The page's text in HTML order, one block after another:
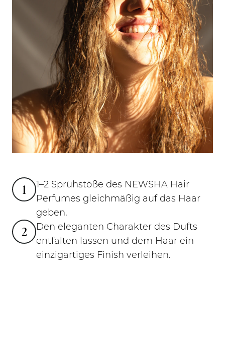
1
1–2 Sprühstöße des NEWSHA Hair
Perfumes gleichmäßig auf das Haar
geben.
2
Den eleganten Charakter des Dufts
entfalten lassen und dem Haar ein
einzigartiges Finish verleihen.